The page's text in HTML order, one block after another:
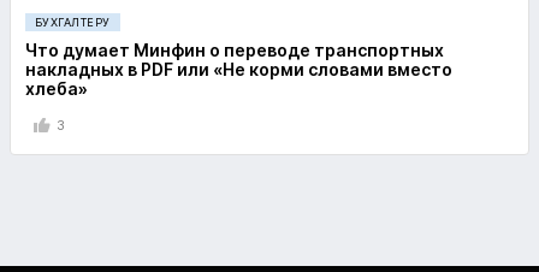
БУХГАЛТЕРУ
Что думает Минфин о переводе транспортных
накладных в PDF или «Не корми словами вместо
хлеба»
3